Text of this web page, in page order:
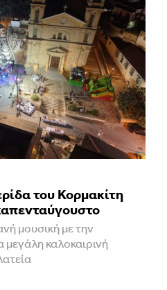
του Κορμακίτη
μουσική με την
καλοκαιρινή